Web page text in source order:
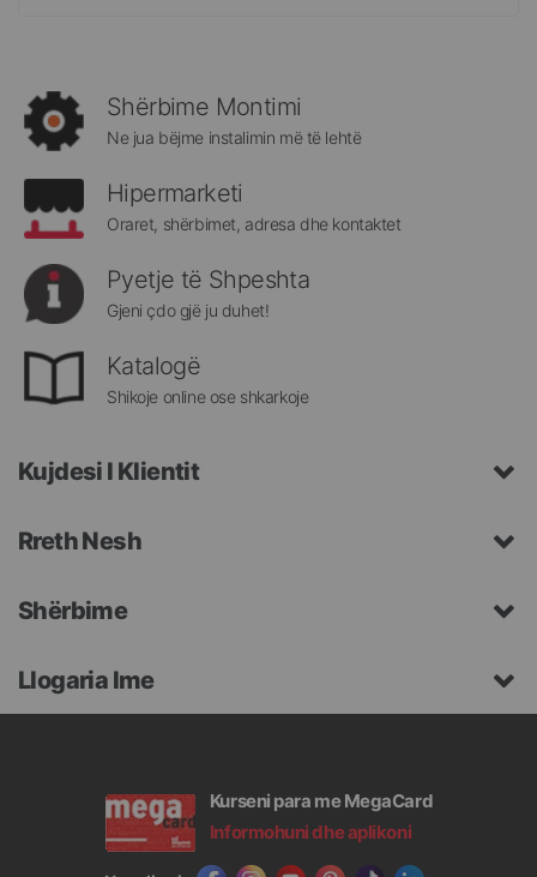
rreth
Megatek:
Shërbime Montimi
Ne jua bëjme instalimin më të lehtë
Hipermarketi
Oraret, shërbimet, adresa dhe kontaktet
Pyetje të Shpeshta
Gjeni çdo gjë ju duhet!
Katalogë
Shikoje online ose shkarkoje
Kujdesi I Klientit
Rreth Nesh
Shërbime
Llogaria Ime
Kurseni para me MegaCard
Informohuni dhe aplikoni